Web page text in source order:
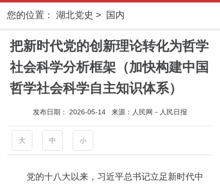
您的位置：湖北党史 > 国内
把新时代党的创新理论转化为哲学
社会科学分析框架（加快构建中国
哲学社会科学自主知识体系）
发布日期： 2026-05-14 来源： 人民网－人民日报
大 中 小
党的十八大以来，习近平总书记立足新时代中